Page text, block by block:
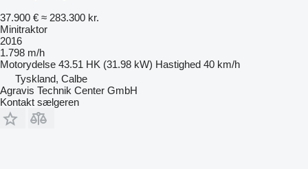
37.900 € ≈ 283.300 kr.
Minitraktor
2016
1.798 m/h
Motorydelse 43.51 HK (31.98 kW) Hastighed 40 km/h
Tyskland, Calbe
Agravis Technik Center GmbH
Kontakt sælgeren